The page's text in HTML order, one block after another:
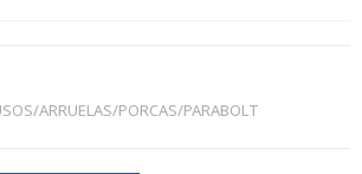
ARRUELAS/PORCAS/PARABOLT